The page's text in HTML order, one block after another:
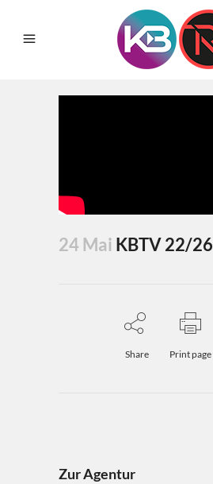
24 Mai KBTV 22/26
Share Print page
Zur Agentur